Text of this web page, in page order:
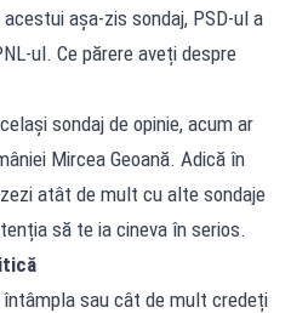
așa-zis sondaj, PSD-ul a
ul. Ce părere aveți despre
sondaj de opinie, acum ar
Mircea Geoană. Adică în
atât de mult cu alte sondaje
să te ia cineva în serios.
întâmpla sau cât de mult credeți